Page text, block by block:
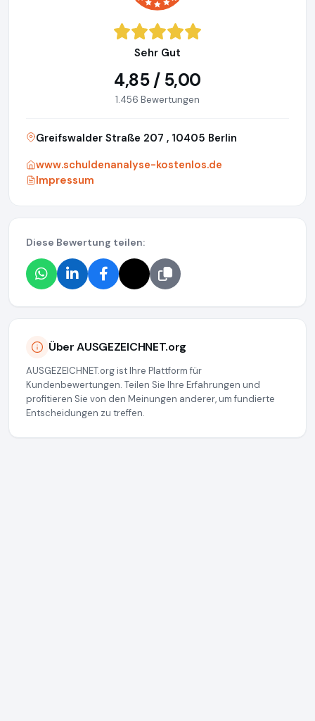
Sehr Gut
4,85 / 5,00
1.456 Bewertungen
Greifswalder Straße 207 , 10405 Berlin
www.schuldenanalyse-kostenlos.de
Impressum
Diese Bewertung teilen:
Über AUSGEZEICHNET.org
AUSGEZEICHNET.org ist Ihre Plattform für
Kundenbewertungen. Teilen Sie Ihre Erfahrungen und
profitieren Sie von den Meinungen anderer, um fundierte
Entscheidungen zu treffen.